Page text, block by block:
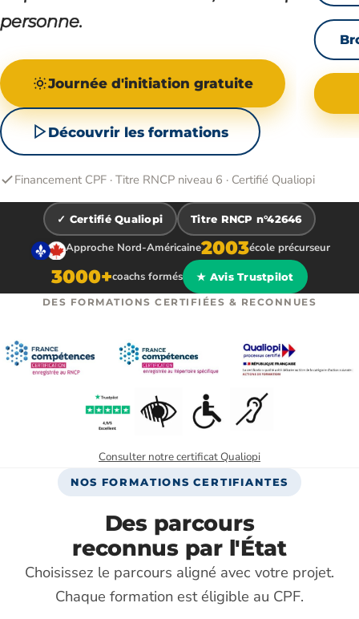
personne.
Journée d'initiation gratuite
Découvrir les formations
Financement CPF · Titre RNCP niveau 6 · Certifié Qualiopi
✓ Certifié Qualiopi Titre RNCP n°42646
Approche Nord-Américaine2003école précurseur
3000+coachs formés ★ Avis Trustpilot
DES FORMATIONS CERTIFIÉES & RECONNUES
Consulter notre certificat Qualiopi
NOS FORMATIONS CERTIFIANTES
Des parcours
reconnus par l'État
Choisissez le parcours aligné avec votre projet.
Chaque formation est éligible au CPF.